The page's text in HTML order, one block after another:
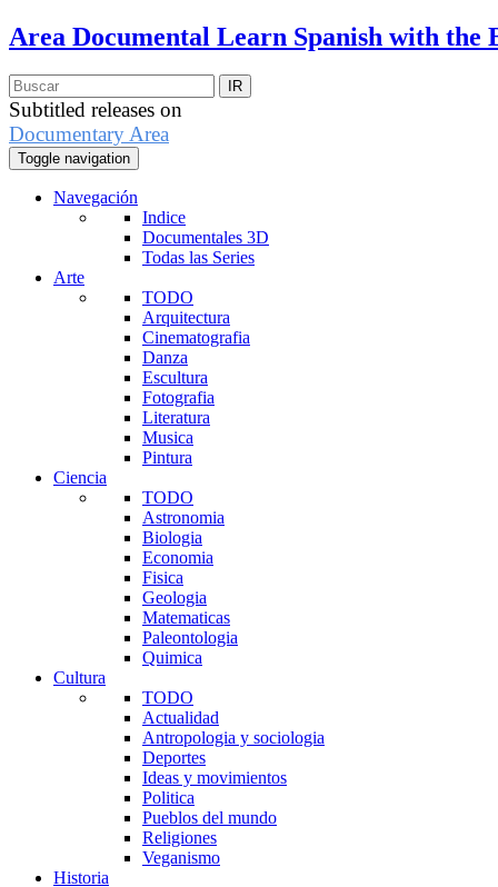
Area Documental Learn Spanish with the
Subtitled releases on
Documentary Area
Toggle navigation
Navegación
Indice
Documentales 3D
Todas las Series
Arte
TODO
Arquitectura
Cinematografia
Danza
Escultura
Fotografia
Literatura
Musica
Pintura
Ciencia
TODO
Astronomia
Biologia
Economia
Fisica
Geologia
Matematicas
Paleontologia
Quimica
Cultura
TODO
Actualidad
Antropologia y sociologia
Deportes
Ideas y movimientos
Politica
Pueblos del mundo
Religiones
Veganismo
Historia